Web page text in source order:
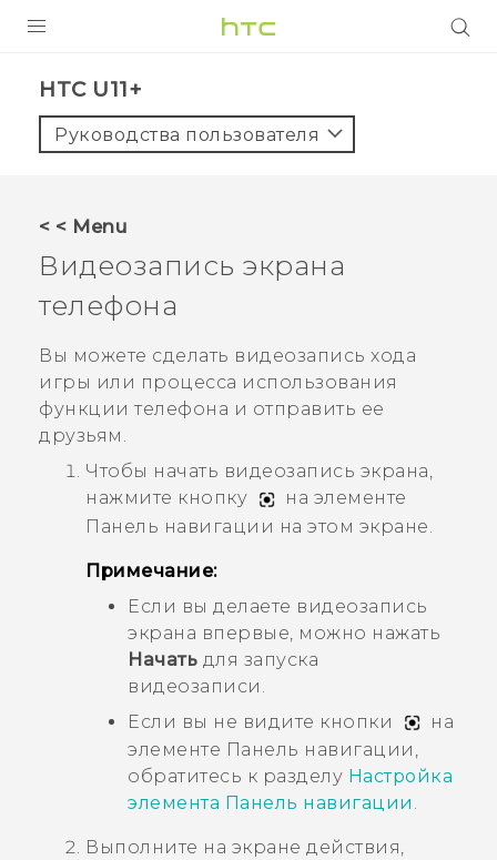
5G
VIVERSE
ПОДДЕРЖКА
HTC U11+‎
Руководства пользователя
< < Menu
Видеозапись экрана
телефона
Вы можете сделать видеозапись хода
игры или процесса использования
функции телефона и отправить ее
друзьям.
Чтобы начать видеозапись экрана,
нажмите кнопку
на элементе
Панель навигации на этом экране.
Примечание:
Если вы делаете видеозапись
экрана впервые, можно нажать
Начать для запуска
видеозаписи.
Если вы не видите кнопки
на
элементе Панель навигации ,
обратитесь к разделу Настройка
элемента Панель навигации .
Выполните на экране действия,